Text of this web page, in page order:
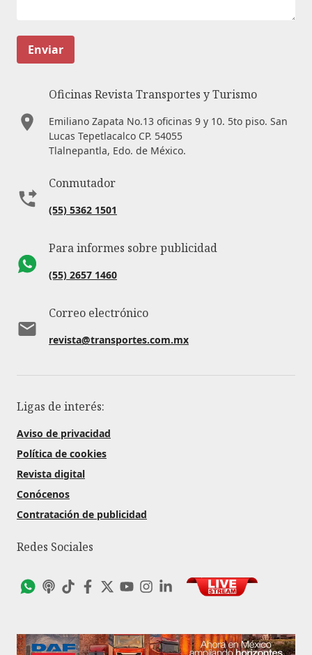
Enviar
Oficinas Revista Transportes y Turismo
Emiliano Zapata No.13 oficinas 9 y 10. 5to piso. San
Lucas Tepetlacalco CP. 54055
Tlalnepantla, Edo. de México.
Conmutador
(55) 5362 1501
Para informes sobre publicidad
(55) 2657 1460
Correo electrónico
revista@transportes.com.mx
Ligas de interés:
Aviso de privacidad
Política de cookies
Revista digital
Conócenos
Contratación de publicidad
Redes Sociales